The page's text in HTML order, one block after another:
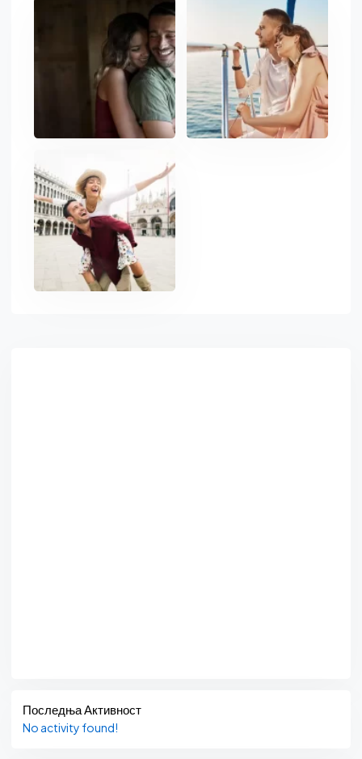
Последња Активност
No activity found!